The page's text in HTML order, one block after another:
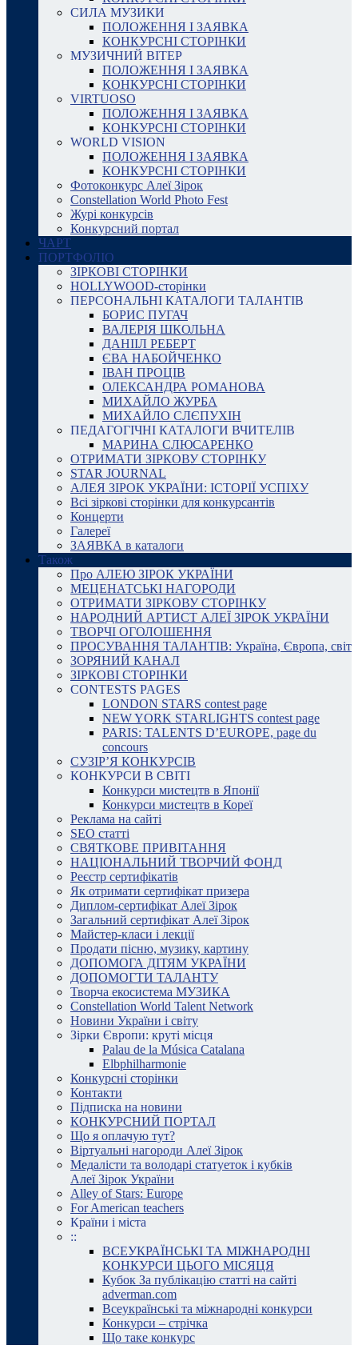
СИЛА МУЗИКИ
ПОЛОЖЕННЯ І ЗАЯВКА
КОНКУРСНІ СТОРІНКИ
МУЗИЧНИЙ ВІТЕР
ПОЛОЖЕННЯ І ЗАЯВКА
КОНКУРСНІ СТОРІНКИ
VIRTUOSO
ПОЛОЖЕННЯ І ЗАЯВКА
КОНКУРСНІ СТОРІНКИ
WORLD VISION
ПОЛОЖЕННЯ І ЗАЯВКА
КОНКУРСНІ СТОРІНКИ
Фотоконкурс Алеї Зірок
Constellation World Photo Fest
Журі конкурсів
Конкурсний портал
ЧАРТ
ПОРТФОЛІО
ЗІРКОВІ СТОРІНКИ
HOLLYWOOD-сторінки
ПЕРСОНАЛЬНІ КАТАЛОГИ ТАЛАНТІВ
БОРИС ПУГАЧ
ВАЛЕРІЯ ШКОЛЬНА
ДАНІІЛ РЕБЕРТ
ЄВА НАБОЙЧЕНКО
ІВАН ПРОЦІВ
ОЛЕКСАНДРА РОМАНОВА
МИХАЙЛО ЖУРБА
МИХАЙЛО СЛЄПУХІН
ПЕДАГОГІЧНІ КАТАЛОГИ ВЧИТЕЛІВ
МАРИНА СЛЮСАРЕНКО
ОТРИМАТИ ЗІРКОВУ СТОРІНКУ
STAR JOURNAL
АЛЕЯ ЗІРОК УКРАЇНИ: ІСТОРІЇ УСПІХУ
Всі зіркові сторінки для конкурсантів
Концерти
Галереї
ЗАЯВКА в каталоги
Також
Про АЛЕЮ ЗІРОК УКРАЇНИ
МЕЦЕНАТСЬКІ НАГОРОДИ
ОТРИМАТИ ЗІРКОВУ СТОРІНКУ
НАРОДНИЙ АРТИСТ АЛЕЇ ЗІРОК УКРАЇНИ
ТВОРЧІ ОГОЛОШЕННЯ
ПРОСУВАННЯ ТАЛАНТІВ: Україна, Європа, світ
ЗОРЯНИЙ КАНАЛ
ЗІРКОВІ СТОРІНКИ
CONTESTS PAGES
LONDON STARS contest page
NEW YORK STARLIGHTS contest page
PARIS: TALENTS D’EUROPE, page du
concours
СУЗІР’Я КОНКУРСІВ
КОНКУРСИ В СВІТІ
Конкурси мистецтв в Японії
Конкурси мистецтв в Кореї
Реклама на сайті
SEO статті
СВЯТКОВЕ ПРИВІТАННЯ
НАЦІОНАЛЬНИЙ ТВОРЧИЙ ФОНД
Реєстр сертифікатів
Як отримати сертифікат призера
Диплом-сертифікат Алеї Зірок
Загальний сертифікат Алеї Зірок
Майстер-класи і лекції
Продати пісню, музику, картину
ДОПОМОГА ДІТЯМ УКРАЇНИ
ДОПОМОГТИ ТАЛАНТУ
Творча екосистема МУЗИКА
Constellation World Talent Network
Новини України і світу
Зірки Європи: круті місця
Palau de la Música Catalana
Elbphilharmonie
Конкурсні сторінки
Контакти
Підписка на новини
КОНКУРСНИЙ ПОРТАЛ
Що я оплачую тут?
Віртуальні нагороди Алеї Зірок
Медалісти та володарі статуеток і кубків
Алеї Зірок України
Alley of Stars: Europe
For American teachers
Країни і міста
::
ВСЕУКРАЇНСЬКІ ТА МІЖНАРОДНІ
КОНКУРСИ ЦЬОГО МІСЯЦЯ
Кубок За публікацію статті на сайті
adverman.com
Всеукраїнські та міжнародні конкурси
Конкурси – стрічка
Що таке конкурс